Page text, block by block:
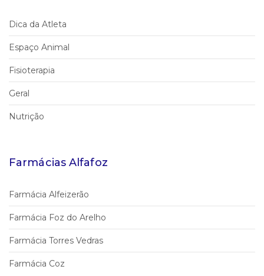
Dica da Atleta
Espaço Animal
Fisioterapia
Geral
Nutrição
Farmácias Alfafoz
Farmácia Alfeizerão
Farmácia Foz do Arelho
Farmácia Torres Vedras
Farmácia Coz